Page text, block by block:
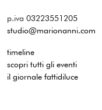
p.iva 03223551205
studio@marionanni.com
timeline
scopri tutti gli eventi
il giornale fattidiluce